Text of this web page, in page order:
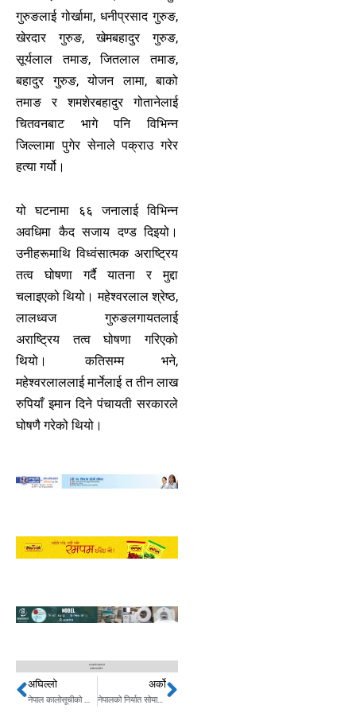
गुरुङलाई गोर्खामा, धनीप्रसाद गुरुङ,
खेरदार गुरुङ, खेमबहादुर गुरुङ,
सूर्यलाल तमाङ, जितलाल तमाङ,
बहादुर गुरुङ, योजन लामा, बाको
तमाङ र शमशेरबहादुर गोतानेलाई
चितवनबाट भागे पनि विभिन्न
जिल्लामा पुगेर सेनाले पक्राउ गरेर
हत्या गर्यो।
यो घटनामा ६६ जनालाई विभिन्न
अवधिमा कैद सजाय दण्ड दिइयो।
उनीहरूमाथि विध्वंसात्मक अराष्ट्रिय
तत्व घोषणा गर्दै यातना र मुद्दा
चलाइएको थियो। महेश्वरलाल श्रेष्ठ,
लालध्वज गुरुङलगायतलाई
अराष्ट्रिय तत्व घोषणा गरिएको
थियो। कतिसम्म भने,
महेश्वरलाललाई मार्नेलाई त तीन लाख
रुपियाँ इमान दिने पंचायती सरकारले
घोषणै गरेको थियो।
Prev
अघिल्लो अर्को
नेपालको निर्यात सोयाबिन र अलैंचीले सुधार्याे Next